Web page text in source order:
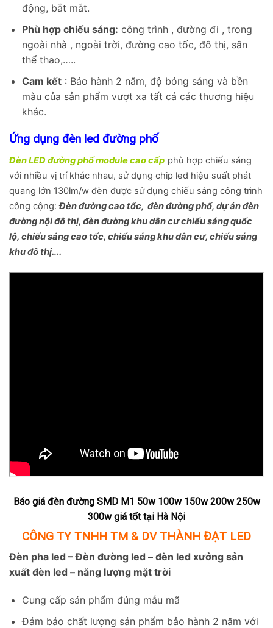
động, bắt mắt.
Phù hợp chiếu sáng: công trình , đường đi , trong
ngoài nhà , ngoài trời, đường cao tốc, đô thị, sân
thể thao,…..
Cam kết: Bảo hành 2 năm, độ bóng sáng và bền
màu của sản phẩm vượt xa tất cả các thương hiệu
khác.
Ứng dụng đèn led đường phố
Đèn LED đường phố module cao cấp phù hợp chiếu sáng
với nhiều vị trí khác nhau, sử dụng chip led hiệu suất phát
quang lớn 130lm/w đèn được sử dụng chiếu sáng công trình
công cộng:Đèn đường cao tốc, đèn đường phố, dự án đèn
đường nội đô thị, đèn đường khu dân cư chiếu sáng quốc
lộ, chiếu sáng cao tốc, chiếu sáng khu dân cư, chiếu sáng
khu đô thị….
Báo giá đèn đường SMD M1 50w 100w 150w 200w 250w
300w giá tốt tại Hà Nội
CÔNG TY TNHH TM & DV THÀNH ĐẠT LED
Đèn pha led – Đèn đường led – đèn led xưởng sản
xuất đèn led – năng lượng mặt trời
Cung cấp sản phẩm đúng mẫu mã
Đảm bảo chất lượng sản phẩm bảo hành 2 năm với